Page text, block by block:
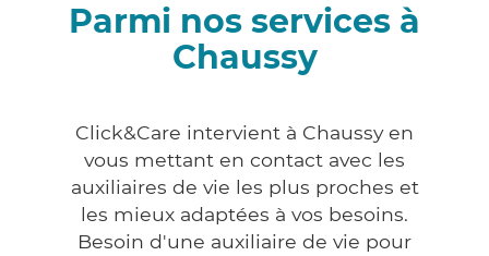
Parmi nos services à
Chaussy
Click&Care intervient à Chaussy en
vous mettant en contact avec les
auxiliaires de vie les plus proches et
les mieux adaptées à vos besoins.
Besoin d'une auxiliaire de vie pour